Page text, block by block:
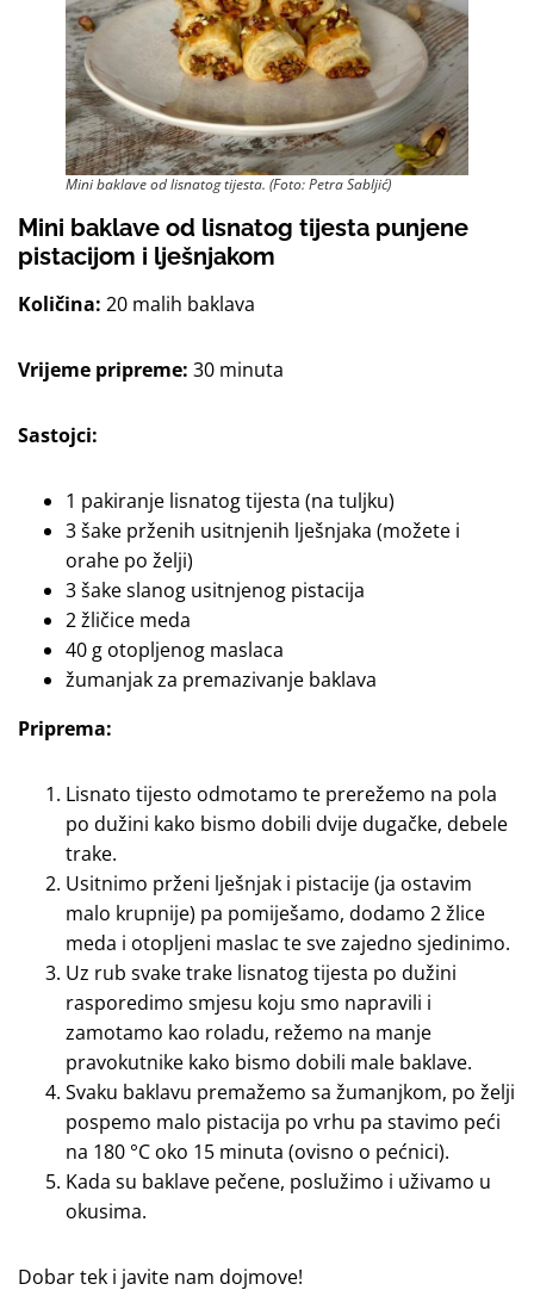
Mini baklave od lisnatog tijesta. (Foto: Petra Sabljić)
Mini baklave od lisnatog tijesta punjene
pistacijom i lješnjakom
Količina: 20 malih baklava
Vrijeme pripreme: 30 minuta
Sastojci:
1 pakiranje lisnatog tijesta (na tuljku)
3 šake prženih usitnjenih lješnjaka (možete i
orahe po želji)
3 šake slanog usitnjenog pistacija
2 žličice meda
40 g otopljenog maslaca
žumanjak za premazivanje baklava
Priprema:
Lisnato tijesto odmotamo te prerežemo na pola
po dužini kako bismo dobili dvije dugačke, debele
trake.
Usitnimo prženi lješnjak i pistacije (ja ostavim
malo krupnije) pa pomiješamo, dodamo 2 žlice
meda i otopljeni maslac te sve zajedno sjedinimo.
Uz rub svake trake lisnatog tijesta po dužini
rasporedimo smjesu koju smo napravili i
zamotamo kao roladu, režemo na manje
pravokutnike kako bismo dobili male baklave.
Svaku baklavu premažemo sa žumanjkom, po želji
pospemo malo pistacija po vrhu pa stavimo peći
na 180 °C oko 15 minuta (ovisno o pećnici).
Kada su baklave pečene, poslužimo i uživamo u
okusima.
Dobar tek i javite nam dojmove!